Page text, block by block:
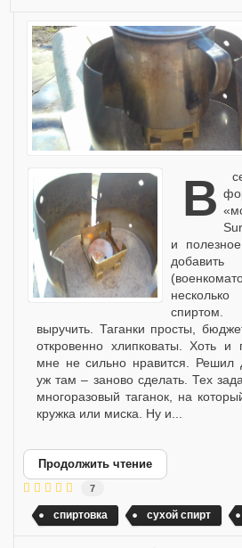
Всем привет! В
и
выручить. Таганки просты,
откровенно хлипковаты. Хоть и
мне не сильно нравится. Решил
уж там – заново сделать. Тех
многоразовый таганок, на
кружка или миска. Ну и...
Продолжить чтение
7
спиртовка сухой спирт